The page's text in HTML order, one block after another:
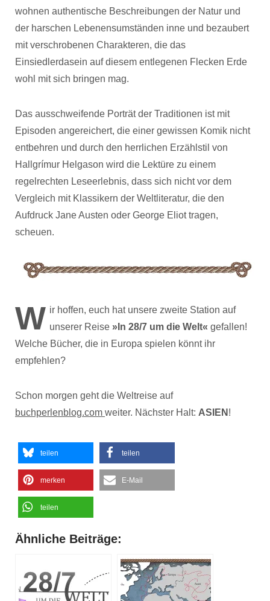
wohnen authentische Beschreibungen der Natur und
der harschen Lebenensumständen inne und bezaubert
mit verschrobenen Charakteren, die das
Einsiedlerdasein auf diesem entlegenen Flecken Erde
wohl mit sich bringen mag.
Das ausschweifende Porträt der Traditionen ist mit
Episoden angereichert, die einer gewissen Komik nicht
entbehren und durch den herrlichen Erzählstil von
Hallgrímur Helgason wird die Lektüre zu einem
regelrechten Leseerlebnis, dass sich nicht vor dem
Vergleich mit Klassikern der Weltliteratur, die den
Aufdruck Jane Austen oder George Eliot tragen,
scheuen.
W ir hoffen, euch hat unsere zweite Station auf
unserer Reise »In 28/7 um die Welt« gefallen!
Welche Bücher, die in Europa spielen könnt ihr
empfehlen?
Schon morgen geht die Weltreise auf
buchperlenblog.com weiter. Nächster Halt: ASIEN !
teilen teilen
merken E-Mail
teilen
Ähnliche Beiträge: